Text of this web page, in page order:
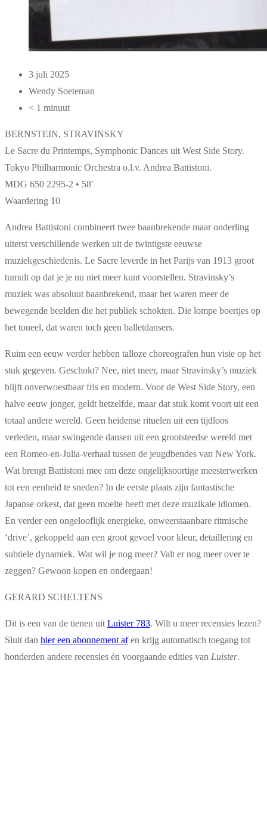
3 juli 2025
Wendy Soeteman
< 1 minuut
BERNSTEIN, STRAVINSKY
Le Sacre du Printemps, Symphonic Dances uit West Side Story.
Tokyo Philharmonic Orchestra o.l.v. Andrea Battistoni.
MDG 650 2295-2 • 58′
Waardering 10
Andrea Battistoni combineert twee baanbrekende maar onderling
uiterst verschillende werken uit de twintigste eeuwse
muziekgeschiedenis. Le Sacre leverde in het Parijs van 1913 groot
tumult op dat je je nu niet meer kunt voorstellen. Stravinsky’s
muziek was absoluut baanbrekend, maar het waren meer de
bewegende beelden die het publiek schokten. Die lompe boertjes op
het toneel, dat waren toch geen balletdansers.
Ruim een eeuw verder hebben talloze choreografen hun visie op het
stuk gegeven. Geschokt? Nee, niet meer, maar Stravinsky’s muziek
blijft onverwoestbaar fris en modern. Voor de West Side Story, een
halve eeuw jonger, geldt hetzelfde, maar dat stuk komt voort uit een
totaal andere wereld. Geen heidense rituelen uit een tijdloos
verleden, maar swingende dansen uit een grootsteedse wereld met
een Romeo-en-Julia-verhaal tussen de jeugdbendes van New York.
Wat brengt Battistoni mee om deze ongelijksoortige meesterwerken
tot een eenheid te sneden? In de eerste plaats zijn fantastische
Japanse orkest, dat geen moeite heeft met deze muzikale idiomen.
En verder een ongelooflijk energieke, onweerstaanbare ritmische
‘drive’, gekoppeld aan een groot gevoel voor kleur, detaillering en
subtiele dynamiek. Wat wil je nog meer? Valt er nog meer over te
zeggen? Gewoon kopen en ondergaan!
GERARD SCHELTENS
Dit is een van de tienen uit Luister 783. Wilt u meer recensies lezen?
Sluit dan hier een abonnement afen krijg automatisch toegang tot
honderden andere recensies én voorgaande edities van Luister.